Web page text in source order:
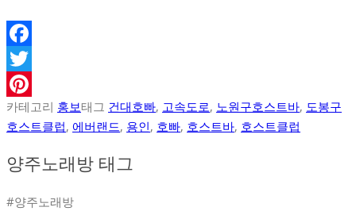
Facebook
Twitter
Pinterest
카테고리 홍보태그 건대호빠, 고속도로, 노원구호스트바, 도봉구
호스트클럽, 에버랜드, 용인, 호빠, 호스트바, 호스트클럽
양주노래방 태그
#양주노래방